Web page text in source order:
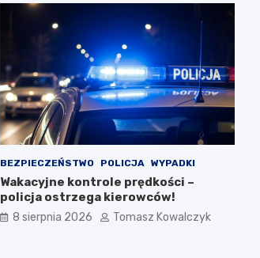
BEZPIECZEŃSTWO POLICJA WYPADKI
Wakacyjne kontrole prędkości –
policja ostrzega kierowców!
8 sierpnia 2026 Tomasz Kowalczyk